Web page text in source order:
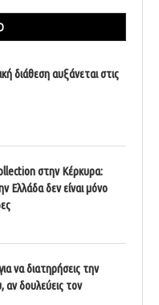
διάθεση αυξάνεται στις
στην Κέρκυρα:
Ελλάδα δεν είναι μόνο
να διατηρήσεις την
αν δουλεύεις τον